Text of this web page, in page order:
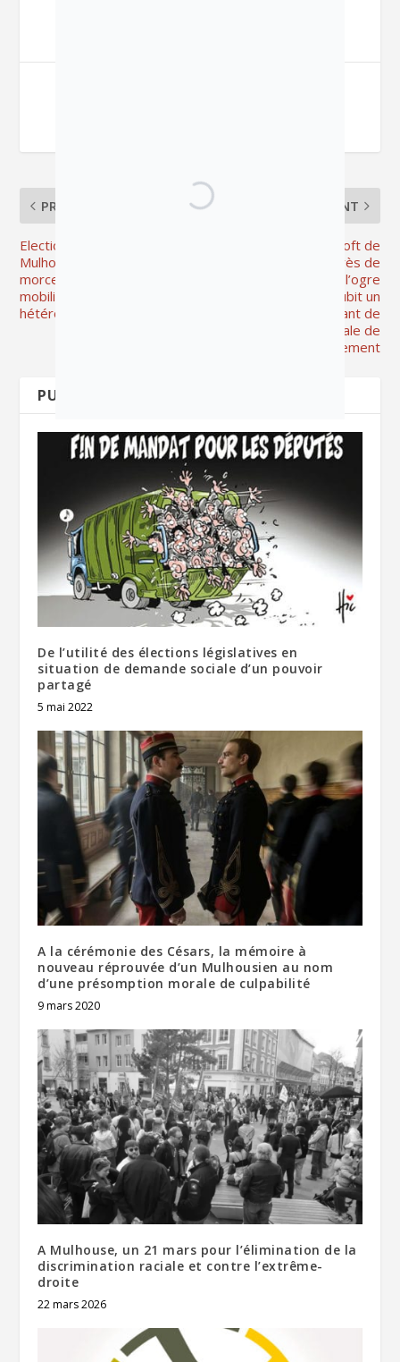
PRÉCÉDENT
Elections municipales à
Mulhouse : gauches
morcelées, faible
mobilisation, majorité
hétérogène…
SUIVANT
Data center Microsoft de
Petit Landau près de
Mulhouse : l’ogre
énergétique subit un
revers cinglant de
l’Autorité régionale de
l’environnement
PUBLICATIONS APPARENTÉES
De l’utilité des élections législatives en
situation de demande sociale d’un pouvoir
partagé
5 mai 2022
A la cérémonie des Césars, la mémoire à
nouveau réprouvée d’un Mulhousien au nom
d’une présomption morale de culpabilité
9 mars 2020
A Mulhouse, un 21 mars pour l’élimination de la
discrimination raciale et contre l’extrême-
droite
22 mars 2026